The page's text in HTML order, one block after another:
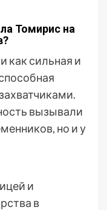
Томирис на
как сильная и
вызывали
но и у
и
в